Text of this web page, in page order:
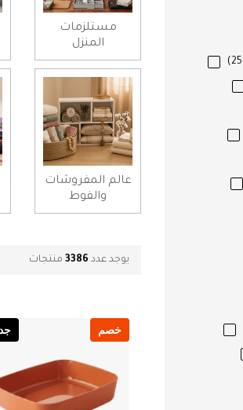
مستلزمات
المنزل
عالم المفروشات
والفوط
يوجد عدد 3386 منتجات
خصم